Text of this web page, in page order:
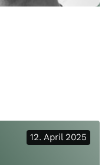
12. April 2025